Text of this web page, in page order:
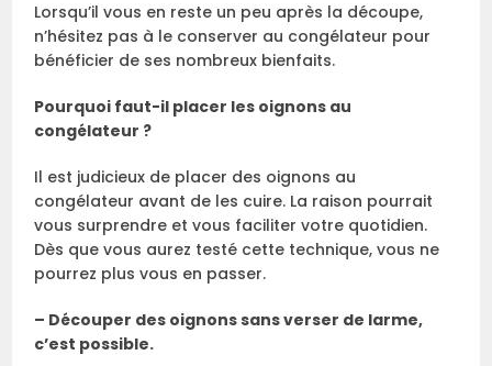
Lorsqu’il vous en reste un peu après la découpe,
n’hésitez pas à le conserver au congélateur pour
bénéficier de ses nombreux bienfaits.
Pourquoi faut-il placer les oignons au
congélateur ?
Il est judicieux de placer des oignons au
congélateur avant de les cuire. La raison pourrait
vous surprendre et vous faciliter votre quotidien.
Dès que vous aurez testé cette technique, vous ne
pourrez plus vous en passer.
– Découper des oignons sans verser de larme,
c’est possible.